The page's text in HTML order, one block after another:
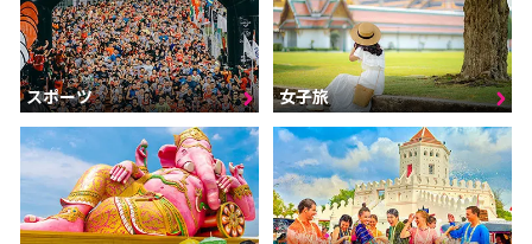
スポーツ 女子旅